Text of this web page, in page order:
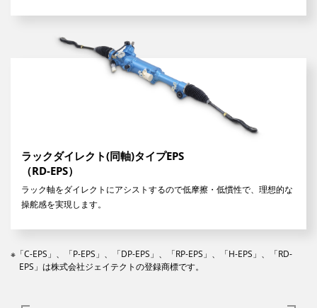
ラックダイレクト(同軸)タイプEPS
（RD-EPS）
ラック軸をダイレクトにアシストするので低摩擦・低慣性で、理想的な
操舵感を実現します。
※「C-EPS」、「P-EPS」、「DP-EPS」、「RP-EPS」、「H-EPS」、「RD-
EPS」は株式会社ジェイテクトの登録商標です。